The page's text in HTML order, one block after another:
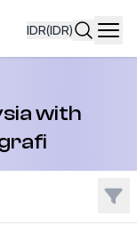
IDR(IDR)
with
Filter Filter